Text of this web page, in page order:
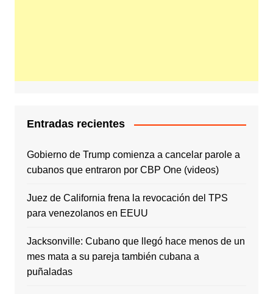
Entradas recientes
Gobierno de Trump comienza a cancelar parole a
cubanos que entraron por CBP One (videos)
Juez de California frena la revocación del TPS
para venezolanos en EEUU
Jacksonville: Cubano que llegó hace menos de un
mes mata a su pareja también cubana a
puñaladas